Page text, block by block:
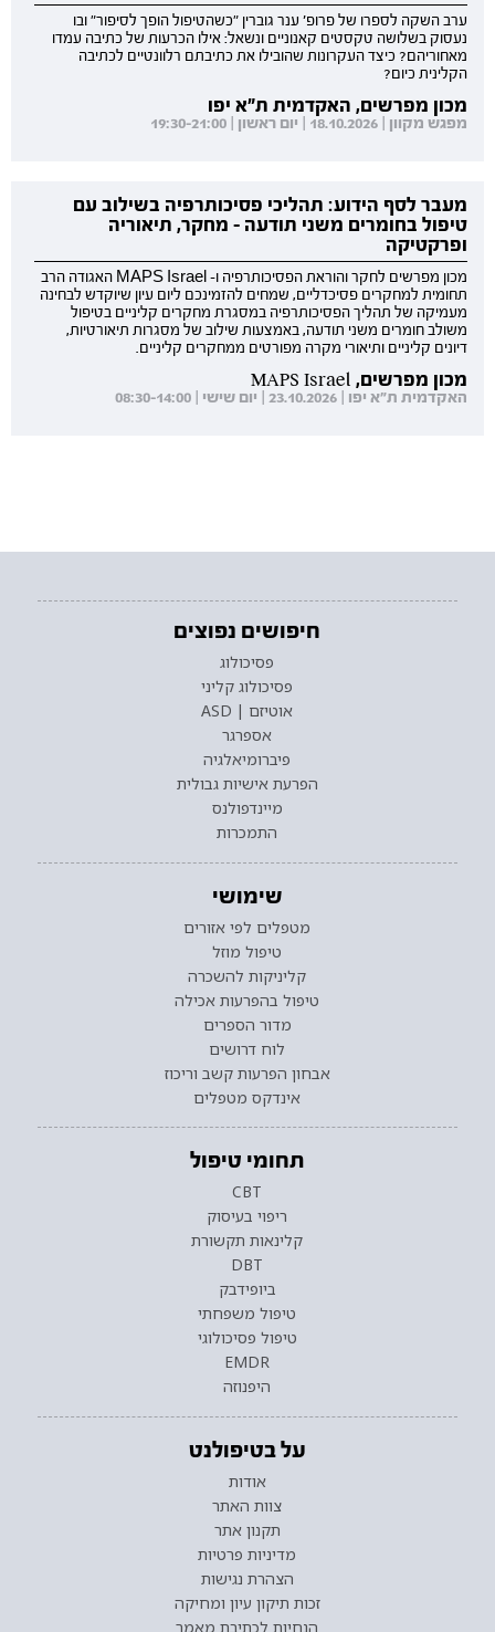
ערב השקה לספרו של פרופ' ענר גוברין "כשהטיפול הופך לסיפור" ובו
נעסוק בשלושה טקסטים קאנוניים ונשאל: אילו הכרעות של כתיבה עמדו
מאחוריהם? כיצד העקרונות שהובילו את כתיבתם רלוונטיים לכתיבה
הקלינית כיום?
מכון מפרשים, האקדמית ת"א יפו
מפגש מקוון | 18.10.2026 | יום ראשון | 19:30-21:00
מעבר לסף הידוע: תהליכי פסיכותרפיה בשילוב עם
טיפול בחומרים משני תודעה - מחקר, תיאוריה
ופרקטיקה
מכון מפרשים לחקר והוראת הפסיכותרפיה ו- MAPS Israel האגודה הרב
תחומית למחקרים פסיכדליים, שמחים להזמינכם ליום עיון שיוקדש לבחינה
מעמיקה של תהליך הפסיכותרפיה במסגרת מחקרים קליניים בטיפול
משולב חומרים משני תודעה, באמצעות שילוב של מסגרות תיאורטיות,
דיונים קליניים ותיאורי מקרה מפורטים ממחקרים קליניים.
מכון מפרשים, MAPS Israel
האקדמית ת"א יפו | 23.10.2026 | יום שישי | 08:30-14:00
חיפושים נפוצים
פסיכולוג
פסיכולוג קליני
אוטיזם | ASD
אספרגר
פיברומיאלגיה
הפרעת אישיות גבולית
מיינדפולנס
התמכרות
שימושי
מטפלים לפי אזורים
טיפול מוזל
קליניקות להשכרה
טיפול בהפרעות אכילה
מדור הספרים
לוח דרושים
אבחון הפרעות קשב וריכוז
אינדקס מטפלים
תחומי טיפול
CBT
ריפוי בעיסוק
קלינאות תקשורת
DBT
ביופידבק
טיפול משפחתי
טיפול פסיכולוגי
EMDR
היפנוזה
על בטיפולנט
אודות
צוות האתר
תקנון אתר
מדיניות פרטיות
הצהרת נגישות
זכות תיקון עיון ומחיקה
הנחיות לכתיבת מאמר